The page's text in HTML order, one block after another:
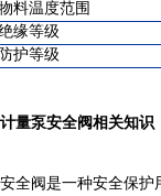
料温度范围
缘等级
护等级
计量泵安全阀相关知识
安全阀是一种安全保护